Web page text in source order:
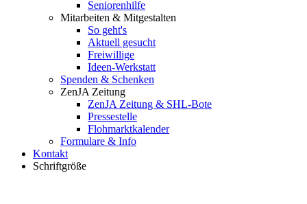
Seniorenhilfe
Mitarbeiten & Mitgestalten
So geht's
Aktuell gesucht
Freiwillige
Ideen-Werkstatt
Spenden & Schenken
ZenJA Zeitung
ZenJA Zeitung & SHL-Bote
Pressestelle
Flohmarktkalender
Formulare & Info
Kontakt
Schriftgröße